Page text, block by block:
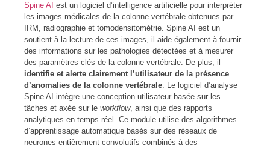
Spine AI est un logiciel d’intelligence artificielle pour interpréter
les images médicales de la colonne vertébrale obtenues par
IRM, radiographie et tomodensitométrie. Spine AI est un
soutient à la lecture de ces images, il aide également à fournir
des informations sur les pathologies détectées et à mesurer
des paramètres clés de la colonne vertébrale. De plus, il
identifie et alerte clairement l’utilisateur de la présence
d’anomalies de la colonne vertébrale. Le logiciel d’analyse
Spine AI intègre une conception utilisateur basée sur les
tâches et axée sur le workflow, ainsi que des rapports
analytiques en temps réel. Ce module utilise des algorithmes
d’apprentissage automatique basés sur des réseaux de
neurones entièrement convolutifs combinés à des